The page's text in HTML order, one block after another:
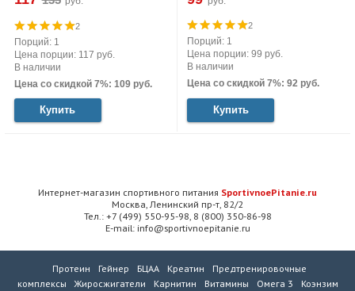
2
Порций: 1
Цена порции: 117 руб.
В наличии
Цена со скидкой 7%: 109 руб.
Купить
2
Порций: 1
Цена порции: 99 руб.
В наличии
Цена со скидкой 7%: 92 руб.
Купить
Интернет-магазин спортивного питания SportivnoePitanie.ru
Москва, Ленинский пр-т, 82/2
Тел.: +7 (499) 550-95-98, 8 (800) 350-86-98
E-mail: info@sportivnoepitanie.ru
Протеин Гейнер БЦАА Креатин
Предтренировочные
комплексы
Жиросжигатели Карнитин Витамины Омега 3 Коэнзим